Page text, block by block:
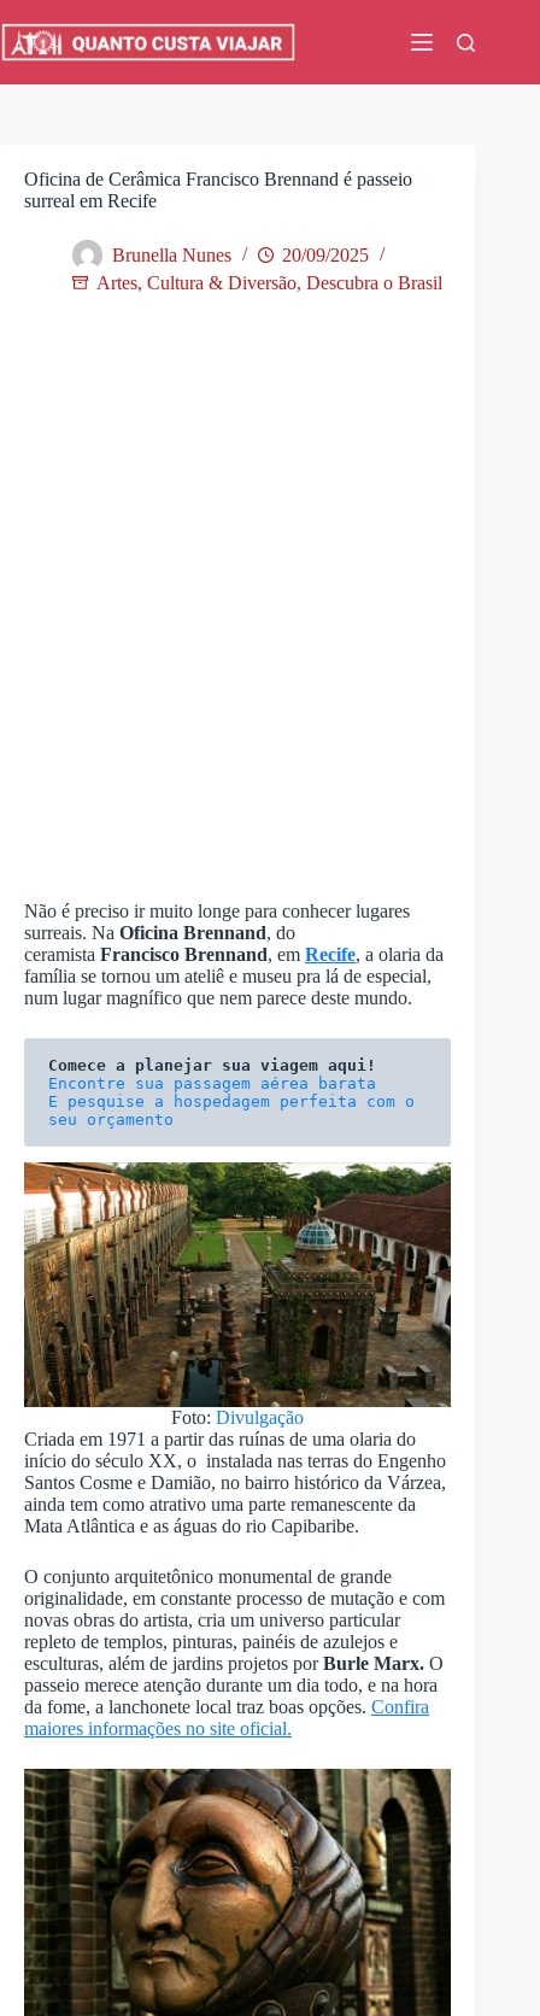
para
Oficina de Cerâmica Francisco Brennand é passeio
surreal em Recife
Brunella Nunes
20/09/2025
Artes, Cultura & Diversão, Descubra o Brasil
Não é preciso ir muito longe para conhecer lugares
surreais. Na Oficina Brennand, do
ceramista Francisco Brennand, em Recife, a olaria da
família se tornou um ateliê e museu pra lá de especial,
num lugar magnífico que nem parece deste mundo.
Comece a planejar sua viagem aqui!
E pesquise a hospedagem perfeita com o
seu orçamento
Foto:Divulgação
Criada em 1971 a partir das ruínas de uma olaria do
início do século XX, o instalada nas terras do Engenho
Santos Cosme e Damião, no bairro histórico da Várzea,
ainda tem como atrativo uma parte remanescente da
Mata Atlântica e as águas do rio Capibaribe.
O conjunto arquitetônico monumental de grande
originalidade, em constante processo de mutação e com
novas obras do artista, cria um universo particular
repleto de templos, pinturas, painéis de azulejos e
esculturas, além de jardins projetos porBurle Marx. O
passeio merece atenção durante um dia todo, e na hora
da fome, a lanchonete local traz boas opções. Confira
maiores informações no site oficial.